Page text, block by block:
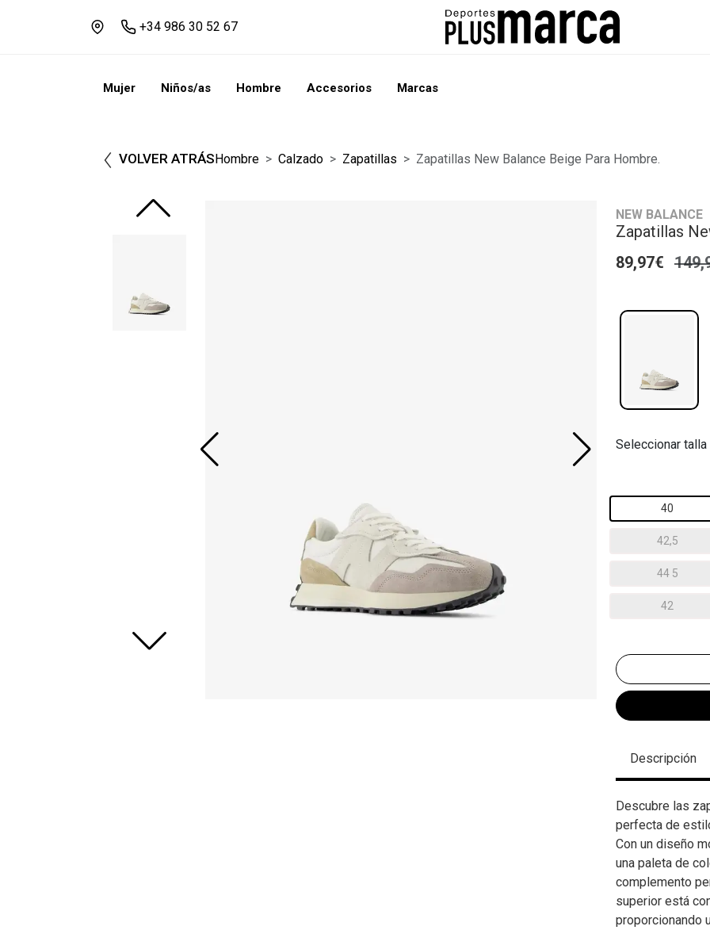
+34 986 30 52 67
Mujer Niños/as Hombre Accesorios Marcas
VOLVER ATRÁSHombre Calzado Zapatillas Zapatillas New Balance Beige Para Hombre.
NEW BALANCE
Zapatillas
89,97€
Seleccionar talla
40
42,5
44 5
42
Descripción
Descubre las
perfecta de
Con un diseño
una paleta de
complemento
superior está
proporcionando